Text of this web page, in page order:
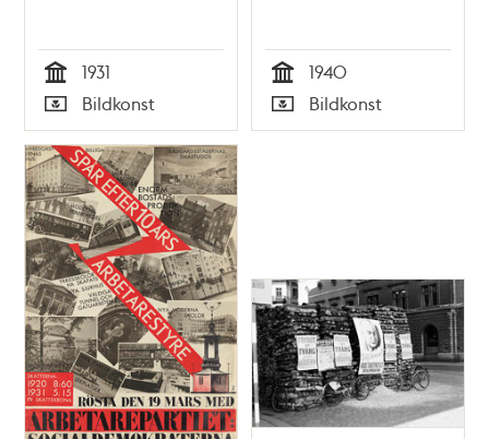
Tid
1931
Typ
Bildkonst Tid
1940
Typ
Bildkonst